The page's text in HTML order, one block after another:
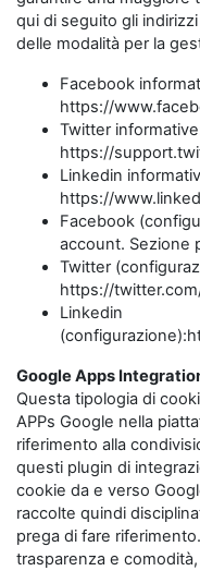
qui di seguito gli
delle modalità per la
Facebook
https://
Twitter
https://
Linkedin
https://
Facebook
account. Sezione
Twitter
https://
Linkedin
Google Apps
Questa tipologia di
APPs Google nella
riferimento alla
questi plugin di
cookie da e verso
raccolte quindi
prega di fare
trasparenza e